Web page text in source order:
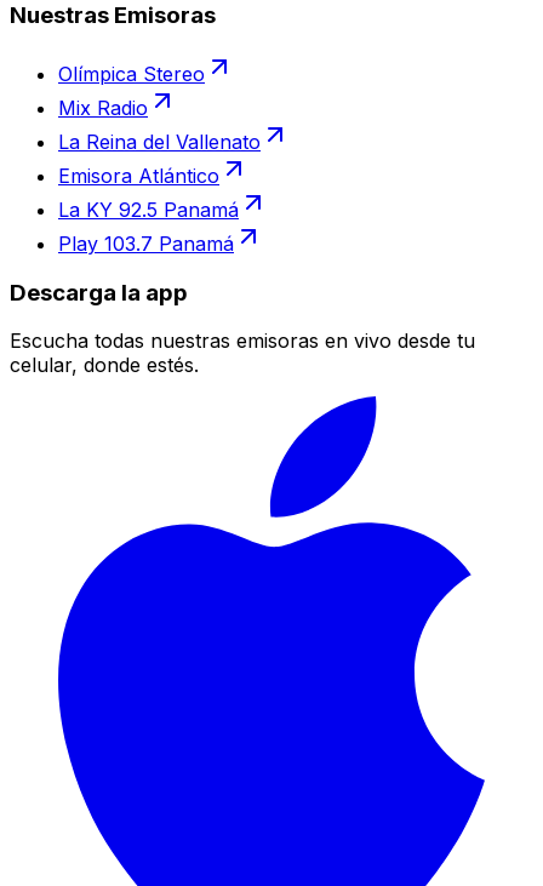
Nuestras Emisoras
Olímpica Stereo
Mix Radio
La Reina del Vallenato
Emisora Atlántico
La KY 92.5 Panamá
Play 103.7 Panamá
Descarga la app
Escucha todas nuestras emisoras en vivo desde tu
celular, donde estés.